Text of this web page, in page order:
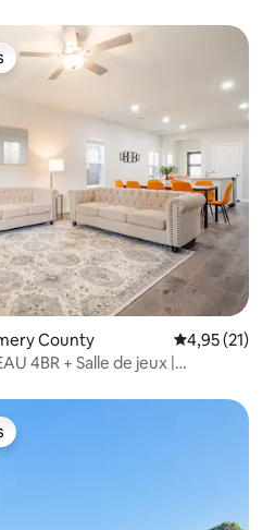
County Évaluation
4,95 (21)
4BR + Salle de jeux |